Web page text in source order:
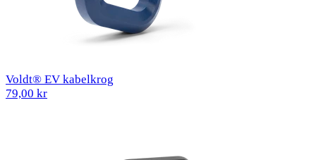
Voldt® EV kabelkrog
79,00 kr